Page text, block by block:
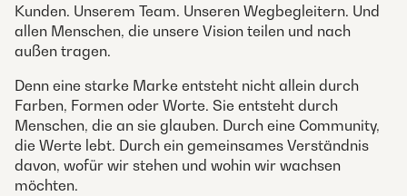
Kunden. Unserem Team. Unseren Wegbegleitern. Und
allen Menschen, die unsere Vision teilen und nach
außen tragen.
Denn eine starke Marke entsteht nicht allein durch
Farben, Formen oder Worte. Sie entsteht durch
Menschen, die an sie glauben. Durch eine Community,
die Werte lebt. Durch ein gemeinsames Verständnis
davon, wofür wir stehen und wohin wir wachsen
möchten.